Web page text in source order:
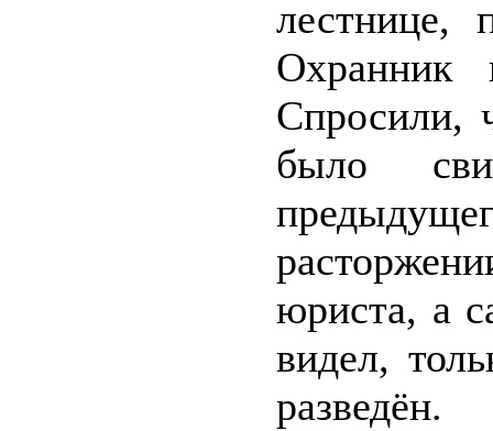
лестнице,
Охранник
Спросили,
было
юриста, а
видел,
разведён.